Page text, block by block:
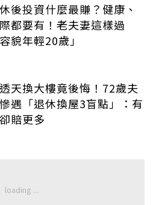
後投資什麼最賺？健康、
都要有！老夫妻這樣過
容貌年輕20歲」
天換大樓竟後悔！72歲夫
遇「退休換屋3盲點」：有
賠更多